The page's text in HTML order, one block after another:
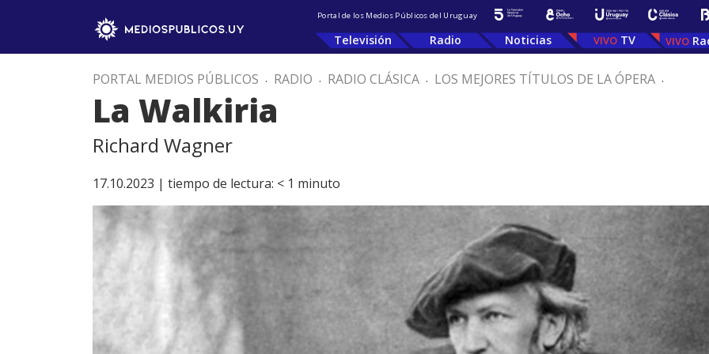
Portal de los Medios Públicos del Uruguay
Televisión Radio Noticias TV
PORTAL MEDIOS PÚBLICOS . RADIO . RADIO CLÁSICA . LOS MEJORES TÍTULOS DE LA ÓPERA .
La Walkiria
Richard Wagner
17.10.2023 | tiempo de lectura: < 1 minuto